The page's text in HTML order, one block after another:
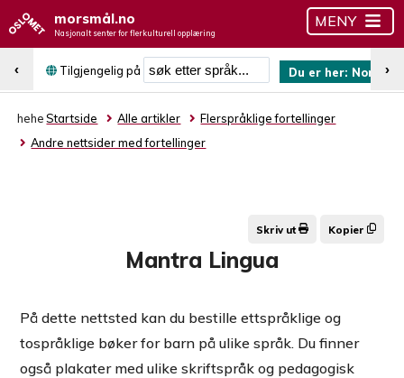
morsmål.no
Nasjonalt senter for flerkulturell opplæring
MENY
Tilgjengelig på
Søk etter språk
Du er her: Norsk
‹ ›
hehe Startside Alle artikler
Flerspråklige fortellinger
Andre nettsider med fortellinger
Skriv ut Kopier
Mantra Lingua
På dette nettsted kan du bestille ettspråklige og
tospråklige bøker for barn på ulike språk. Du finner
også plakater med ulike skriftspråk og pedagogisk